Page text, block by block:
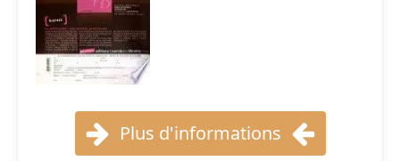
Plus d'informations